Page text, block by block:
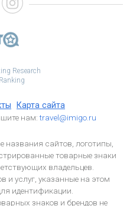
Research
Карта сайта
нам:travel@imigo.ru
названия сайтов, логотипы,
товарные знаки
владельцев.
и услуг, указанные на этом
идентификации.
знаков и брендов не